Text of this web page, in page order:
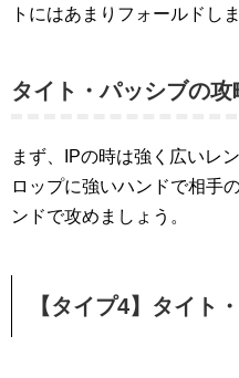
トにはあまりフォールドしま
タイト・パッシブの攻
まず、IPの時は強く広いレ
ロップに強いハンドで相手
ンドで攻めましょう。
【タイプ4】タイト